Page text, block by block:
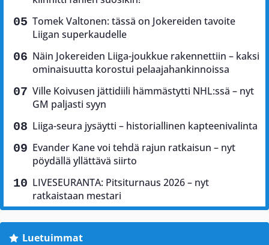
Tomek Valtonen: tässä on Jokereiden tavoite
Liigan superkaudelle
Näin Jokereiden Liiga-joukkue rakennettiin – kaksi
ominaisuutta korostui pelaajahankinnoissa
Ville Koivusen jättidiili hämmästytti NHL:ssä – nyt
GM paljasti syyn
Liiga-seura jysäytti – historiallinen kapteenivalinta
Evander Kane voi tehdä rajun ratkaisun – nyt
pöydällä yllättävä siirto
LIVESEURANTA: Pitsiturnaus 2026 – nyt
ratkaistaan mestari
Luetuimmat